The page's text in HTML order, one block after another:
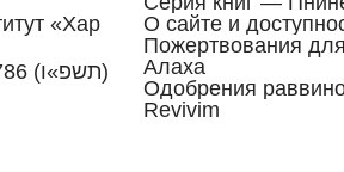
«Хар
© Все права защищены, 5786 (תשפ»ו)
О сайте и
Пожертвования
Алаха
Одобрения
Revivim